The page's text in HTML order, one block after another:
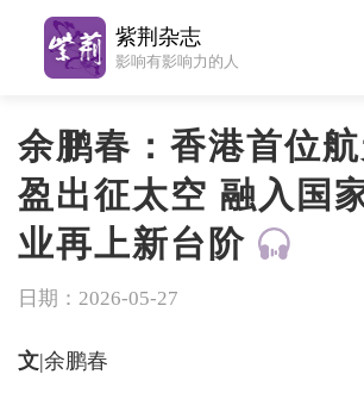
余鹏春：香港首位
盈出征太空 融入国
业再上新台阶
日期：2026-05-27
文|余鹏春
紫荆杂志
影响有影响力的人